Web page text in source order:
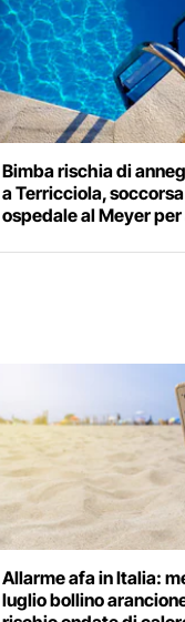
Bimba rischia di
a Terricciola,
ospedale al Meyer
Allarme afa in Italia:
luglio bollino